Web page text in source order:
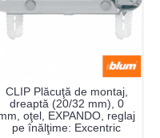
CLIP Plăcuţă de montaj,
dreaptă (20/32 mm), 0
oţel, EXPANDO, reglaj
pe înălţime: Excentric